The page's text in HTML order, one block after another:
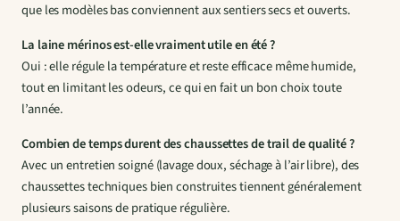
que les modèles bas conviennent aux sentiers secs et ouverts.
La laine mérinos est-elle vraiment utile en été ?
Oui : elle régule la température et reste efficace même humide,
tout en limitant les odeurs, ce qui en fait un bon choix toute
l’année.
Combien de temps durent des chaussettes de trail de qualité ?
Avec un entretien soigné (lavage doux, séchage à l’air libre), des
chaussettes techniques bien construites tiennent généralement
plusieurs saisons de pratique régulière.